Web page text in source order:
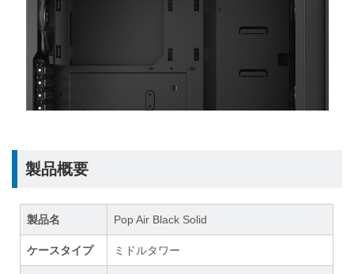
製品概要
製品名 Pop Air Black Solid
ケースタイプ ミドルタワー